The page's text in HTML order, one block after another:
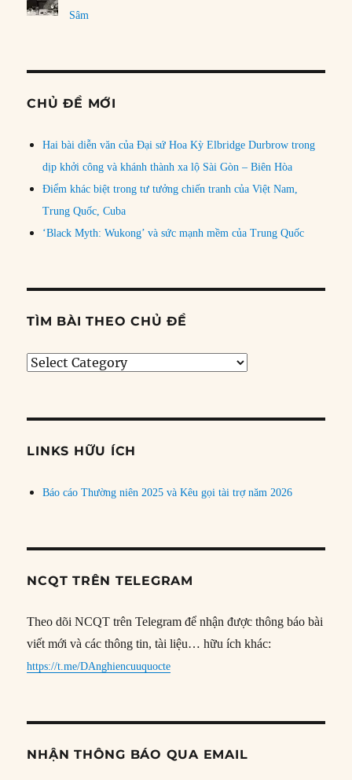
Sâm
CHỦ ĐỀ MỚI
Hai bài diễn văn của Đại sứ Hoa Kỳ Elbridge Durbrow trong
dịp khởi công và khánh thành xa lộ Sài Gòn – Biên Hòa
Điểm khác biệt trong tư tưởng chiến tranh của Việt Nam,
Trung Quốc, Cuba
‘Black Myth: Wukong’ và sức mạnh mềm của Trung Quốc
TÌM BÀI THEO CHỦ ĐỀ
Tìm
đề
LINKS HỮU ÍCH
Báo cáo Thường niên 2025 và Kêu gọi tài trợ năm 2026
NCQT TRÊN TELEGRAM
Theo dõi NCQT trên Telegram để nhận được thông báo bài
viết mới và các thông tin, tài liệu… hữu ích khác:
https://t.me/DAnghiencuuquocte
NHẬN THÔNG BÁO QUA EMAIL